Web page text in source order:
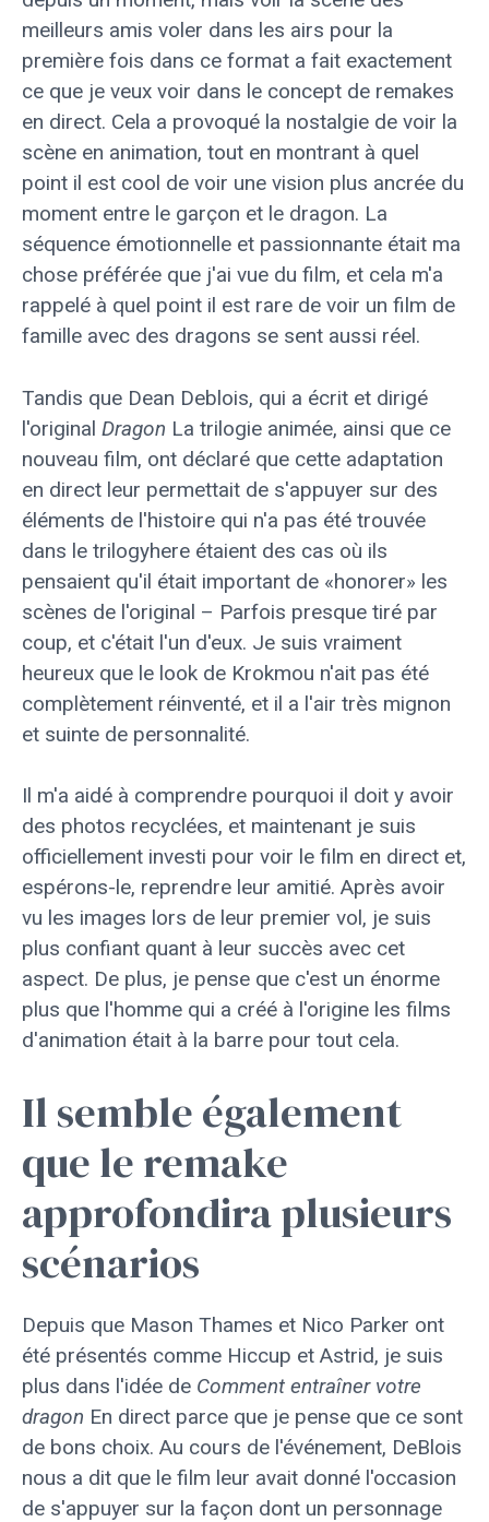
meilleurs amis voler dans les airs pour la
première fois dans ce format a fait exactement
ce que je veux voir dans le concept de remakes
en direct. Cela a provoqué la nostalgie de voir la
scène en animation, tout en montrant à quel
point il est cool de voir une vision plus ancrée du
moment entre le garçon et le dragon. La
séquence émotionnelle et passionnante était ma
chose préférée que j'ai vue du film, et cela m'a
rappelé à quel point il est rare de voir un film de
famille avec des dragons se sent aussi réel.
Tandis que Dean Deblois, qui a écrit et dirigé
l'original Dragon La trilogie animée, ainsi que ce
nouveau film, ont déclaré que cette adaptation
en direct leur permettait de s'appuyer sur des
éléments de l'histoire qui n'a pas été trouvée
dans le trilogyhere étaient des cas où ils
pensaient qu'il était important de «honorer» les
scènes de l'original – Parfois presque tiré par
coup, et c'était l'un d'eux. Je suis vraiment
heureux que le look de Krokmou n'ait pas été
complètement réinventé, et il a l'air très mignon
et suinte de personnalité.
Il m'a aidé à comprendre pourquoi il doit y avoir
des photos recyclées, et maintenant je suis
officiellement investi pour voir le film en direct et,
espérons-le, reprendre leur amitié. Après avoir
vu les images lors de leur premier vol, je suis
plus confiant quant à leur succès avec cet
aspect. De plus, je pense que c'est un énorme
plus que l'homme qui a créé à l'origine les films
d'animation était à la barre pour tout cela.
Il semble également
que le remake
approfondira plusieurs
scénarios
Depuis que Mason Thames et Nico Parker ont
été présentés comme Hiccup et Astrid, je suis
plus dans l'idée de Comment entraîner votre
dragon En direct parce que je pense que ce sont
de bons choix. Au cours de l'événement, DeBlois
nous a dit que le film leur avait donné l'occasion
de s'appuyer sur la façon dont un personnage